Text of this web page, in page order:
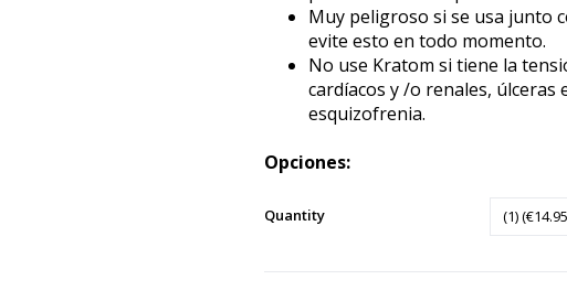
Muy peligroso si se usa junto
evite esto en todo momento.
No use Kratom si tiene la
cardíacos y /o renales, úlceras
esquizofrenia.
Opciones:
Quantity (1)